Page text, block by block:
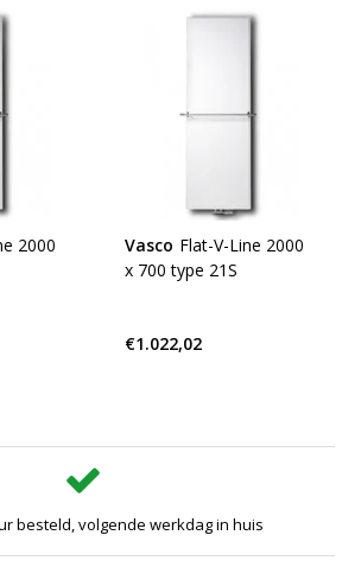
2000
Vasco Flat-V-Line 2000
x 700 type 21S
€1.022,02
besteld, volgende werkdag in huis